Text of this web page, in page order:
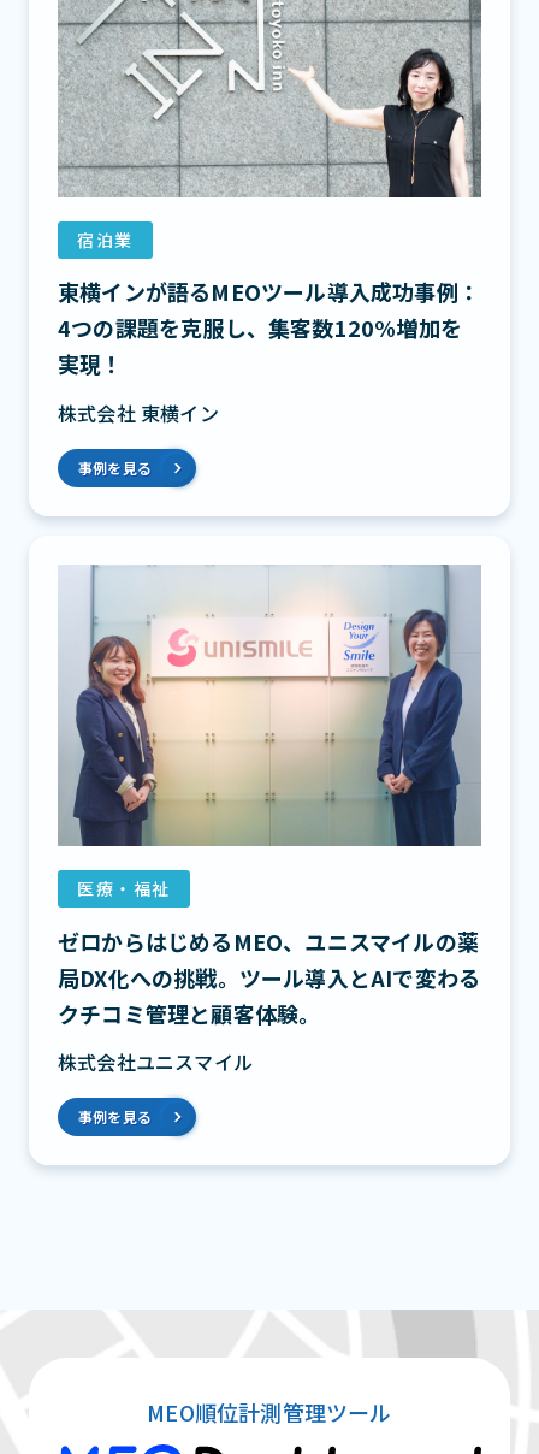
宿泊業
東横インが語るMEOツール導入成功事例：
4つの課題を克服し、集客数120%増加を
実現！
株式会社 東横イン
事例を見る
医療・福祉
ゼロからはじめるMEO、ユニスマイルの薬
局DX化への挑戦。ツール導入とAIで変わる
クチコミ管理と顧客体験。
株式会社ユニスマイル
事例を見る
MEO順位計測管理ツール